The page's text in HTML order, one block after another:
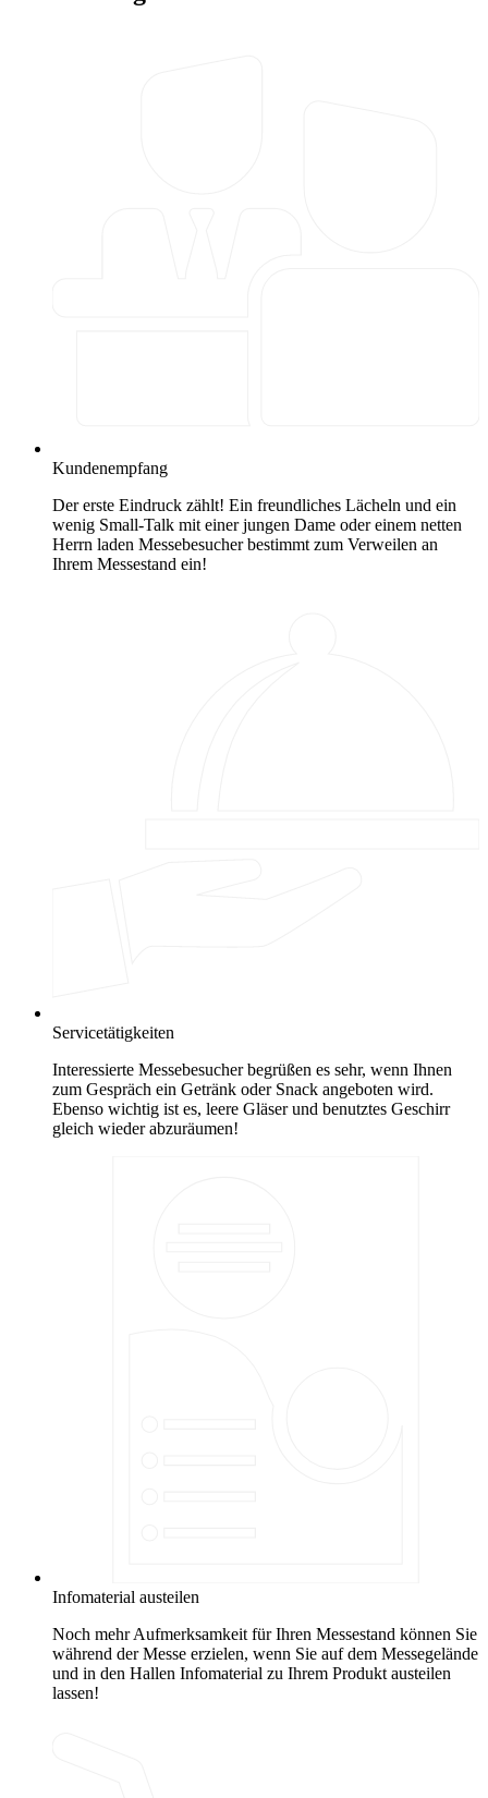
Kundenempfang
Der erste Eindruck zählt! Ein freundliches Lächeln und ein
wenig Small-Talk mit einer jungen Dame oder einem netten
Herrn laden Messebesucher bestimmt zum Verweilen an
Ihrem Messestand ein!
Servicetätigkeiten
Interessierte Messebesucher begrüßen es sehr, wenn Ihnen
zum Gespräch ein Getränk oder Snack angeboten wird.
Ebenso wichtig ist es, leere Gläser und benutztes Geschirr
gleich wieder abzuräumen!
Infomaterial austeilen
Noch mehr Aufmerksamkeit für Ihren Messestand können Sie
während der Messe erzielen, wenn Sie auf dem Messegelände
und in den Hallen Infomaterial zu Ihrem Produkt austeilen
lassen!